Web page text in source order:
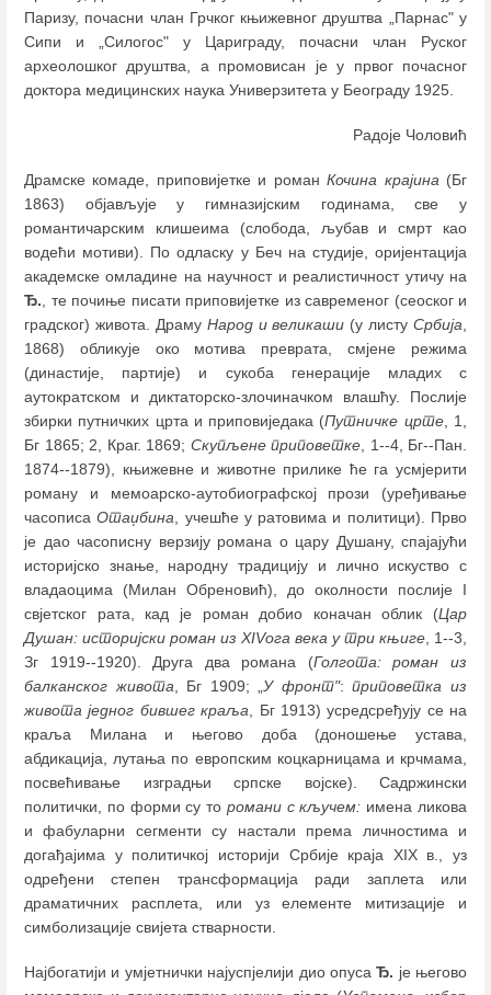
Паризу, почасни члан Грчког књижевног друштва „Парнас" у
Сипи и „Силогос" у Цариграду, почасни члан Руског
археолошког друштва, а промовисан је у првог почасног
доктора медицинских наука Универзитета у Београду 1925.
Радоје Чоловић
Драмске комаде, приповијетке и романКочина крајина (Бг
1863) објављује у гимназијским годинамa, све у
романтичарским клишеима (слобода, љубав и смрт као
водећи мотиви). По одласку у Беч на студије, оријентација
академске омладине на научност и реалистичност утичу на
Ђ. , те почиње писати приповијетке из савременог (сеоског и
градског) живота. Драму Народ и великаши (у листу Србија
1868) обликује око мотива преврата, смјене режима
(династије, партије) и сукоба генерације младих с
аутократском и диктаторско-злочиначком влашћу. Послије
збирки путничких црта и приповиједака (Путничке црте, 1,
Бг 1865; 2, Краг. 1869; Скупљене приповетке , 1--4, Бг--Пан.
1874--1879), књижевне и животне прилике ће га усмјерити
роману и мемоарско-аутобиографској прози (уређивање
часописаОтаџбина , учешће у ратовима и политици). Прво
је дао часописну верзију романа о цару Душану, спајајући
историјско знање, народну традицију и лично искуство с
владаоцима (Милан Обреновић), до околности послије I
свјетског рата, кад је роман добио коначан облик (Цар
Душан: историјски роман из XIVога века у три књиге , 1--3,
Зг 1919--1920). Друга два романа (Голгота: роман из
балканског живота , Бг 1909; „У фронт":приповетка из
живота једног бившег краља , Бг 1913) усредсређују се на
краља Милана и његово доба (доношење устава,
абдикација, лутања по европским коцкарницама и крчмама,
посвећивање изградњи српске војске). Садржински
политички, по форми су то романи с кључем: имена ликова
и фабуларни сегменти су настали према личностима и
догађајима у политичкој историји Србије краја XIX в., уз
одређени степен трансформација ради заплета или
драматичних расплета, или уз елементе митизације и
симболизације свијета стварности.
Најбогатији и умјетнички најуспјелији дио опусаЂ. је његово